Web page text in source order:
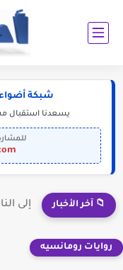
شبكة
يسعدنا استقبال
📁 آخر الأخبار
روايات رومانسيه